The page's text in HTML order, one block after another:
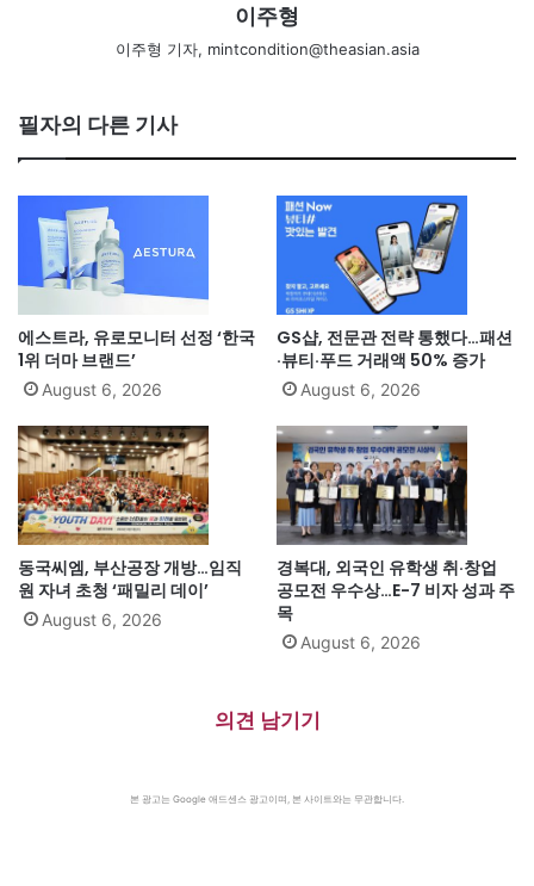
이주형
이주형 기자, mintcondition@theasian.asia
필자의 다른 기사
에스트라, 유로모니터 선정 ‘한국
1위 더마 브랜드’
August 6, 2026
GS샵, 전문관 전략 통했다…패션
·뷰티·푸드 거래액 50% 증가
August 6, 2026
동국씨엠, 부산공장 개방…임직
원 자녀 초청 ‘패밀리 데이’
August 6, 2026
경복대, 외국인 유학생 취·창업
공모전 우수상…E-7 비자 성과 주
목
August 6, 2026
의견 남기기
본 광고는 Google 애드센스 광고이며, 본 사이트와는 무관합니다.